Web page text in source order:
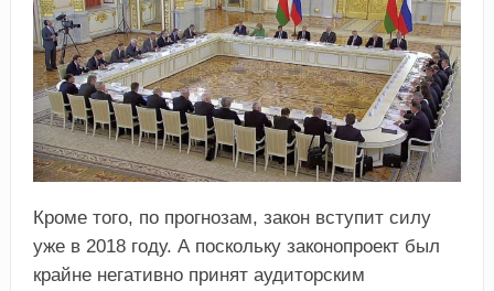
Кроме того, по прогнозам, закон вступит силу
уже в 2018 году. А поскольку законопроект был
крайне негативно принят аудиторским